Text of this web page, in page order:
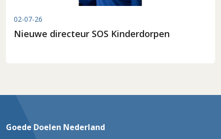
02-07-26
Nieuwe directeur SOS Kinderdorpen
Goede Doelen Nederland